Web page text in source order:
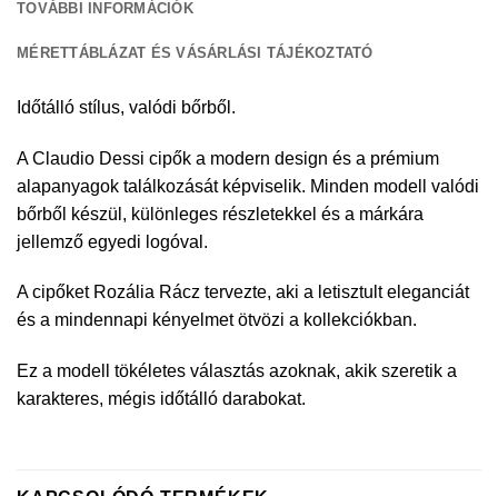
TOVÁBBI INFORMÁCIÓK
MÉRETTÁBLÁZAT ÉS VÁSÁRLÁSI TÁJÉKOZTATÓ
Időtálló stílus, valódi bőrből.
A Claudio Dessi cipők a modern design és a prémium
alapanyagok találkozását képviselik. Minden modell valódi
bőrből készül, különleges részletekkel és a márkára
jellemző egyedi logóval.
A cipőket Rozália Rácz tervezte, aki a letisztult eleganciát
és a mindennapi kényelmet ötvözi a kollekciókban.
Ez a modell tökéletes választás azoknak, akik szeretik a
karakteres, mégis időtálló darabokat.